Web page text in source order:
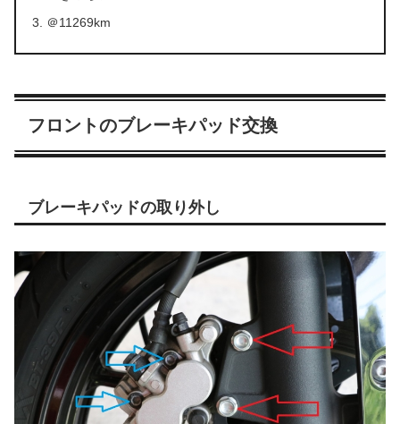
＠11269km
フロントのブレーキパッド交換
ブレーキパッドの取り外し